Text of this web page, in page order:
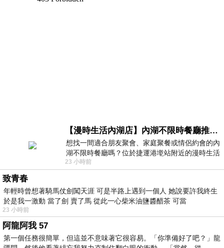
【漫時生活內湖店】內湖不限時餐廳推薦｜捷運港墘站美食，聚餐、約會、家庭聚會首選，正餐甜點一次滿足
想找一間適合朋友聚會、家庭聚餐或情侶約會的內
湖不限時餐廳嗎？位於捷運港墘站附近的漫時生活
內湖店，從捷運站步行約4分鐘即可抵
23 小時前
致青春
年輕時曾想著騎馬仗劍闖天涯 可是半路上遇到一個人 她說要許我終生
於是我一激動 當了劍 賣了馬 從此一心柴米油鹽醬醋茶 可當
23 小時前
阿龍阿我 57
第一個任務很簡單，但這並不意味著它很容易。「你準備好了吧？」龍